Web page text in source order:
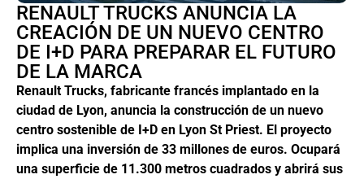
RENAULT TRUCKS ANUNCIA LA
CREACIÓN DE UN NUEVO CENTRO
DE I+D PARA PREPARAR EL FUTURO
DE LA MARCA
Renault Trucks, fabricante francés implantado en la
ciudad de Lyon, anuncia la construcción de un nuevo
centro sostenible de I+D en Lyon St Priest. El proyecto
implica una inversión de 33 millones de euros. Ocupará
una superficie de 11.300 metros cuadrados y abrirá sus